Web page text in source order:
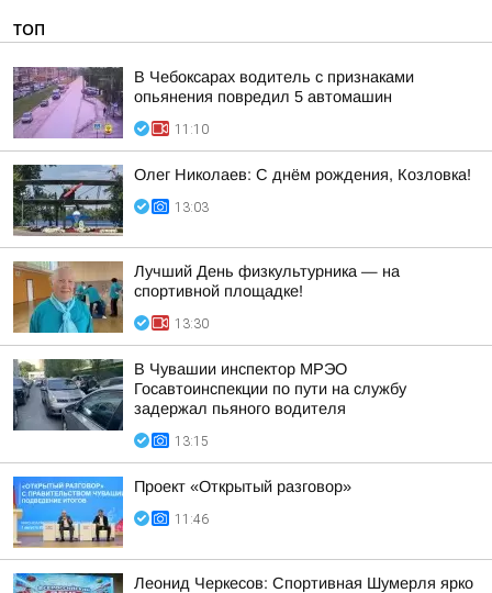
ТОП
В Чебоксарах водитель с признаками
опьянения повредил 5 автомашин
11:10
Олег Николаев: С днём рождения, Козловка!
13:03
Лучший День физкультурника — на
спортивной площадке!
13:30
В Чувашии инспектор МРЭО
Госавтоинспекции по пути на службу
задержал пьяного водителя
13:15
Проект «Открытый разговор»
11:46
Леонид Черкесов: Спортивная Шумерля ярко